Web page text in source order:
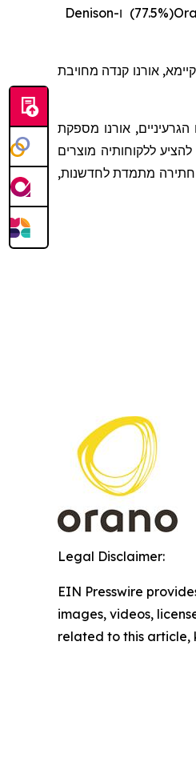
(77.5%) ו-Denison
אורנו קנדה מחויבת
אורנו מספקת
ללקוחותיה מוצרים
לבטיחות ועל חתירה מתמדת לחדשנות,
Legal Disclaimer:
EIN Presswire
images, videos,
related to this article,